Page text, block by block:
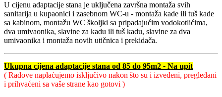
U cijenu adaptacije stana je uključena završna montaža svih
sanitarija u kupaonici i zasebnom WC-u - montaža kade ili tuš kade
sa kabinom, montažu WC školjki sa pripadajućim vodokotlićima,
dva umivaonika, slavine za kadu ili tuš kadu, slavine za dva
umivaonika i montaža novih utičnica i prekidača.
Ukupna cijena adaptacije stana od 85 do 95m2 - Na upit
( Radove naplaćujemo isključivo nakon što su i izvedeni, pregledani
i prihvaćeni sa vaše strane kao gotovi )